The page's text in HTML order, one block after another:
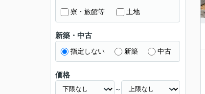
寮・旅館等 土地
新築・中古
指定しない 新築 中古
価格
～